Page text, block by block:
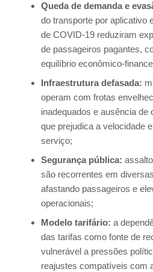
Queda de demanda e
do transporte por aplicativo
de COVID-19 reduziram
de passageiros pagantes,
equilíbrio econômico-
Infraestrutura defasada:
operam com frotas
inadequados e ausência
que prejudica a velocidade
serviço;
Segurança pública:
são recorrentes em
afastando passageiros e
operacionais;
Modelo tarifário: a
das tarifas como fonte de
vulnerável a pressões
reajustes compatíveis com